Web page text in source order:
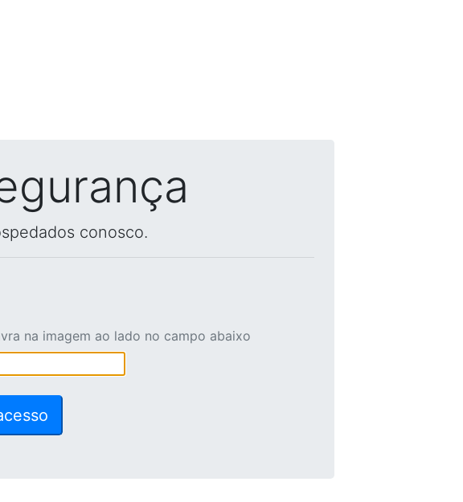
conosco.
na imagem ao lado no campo abaixo